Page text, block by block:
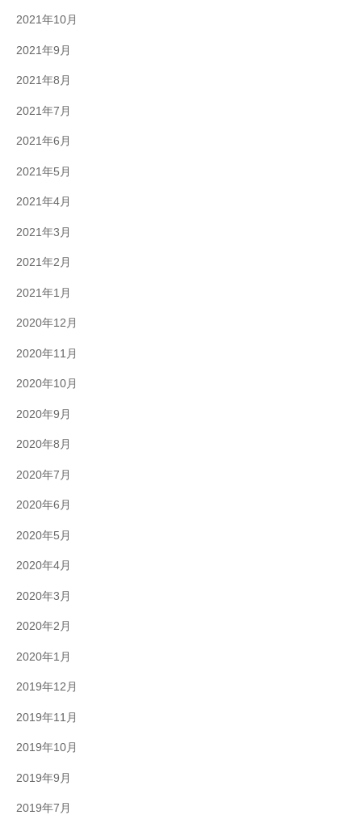
2021年10月
2021年9月
2021年8月
2021年7月
2021年6月
2021年5月
2021年4月
2021年3月
2021年2月
2021年1月
2020年12月
2020年11月
2020年10月
2020年9月
2020年8月
2020年7月
2020年6月
2020年5月
2020年4月
2020年3月
2020年2月
2020年1月
2019年12月
2019年11月
2019年10月
2019年9月
2019年7月